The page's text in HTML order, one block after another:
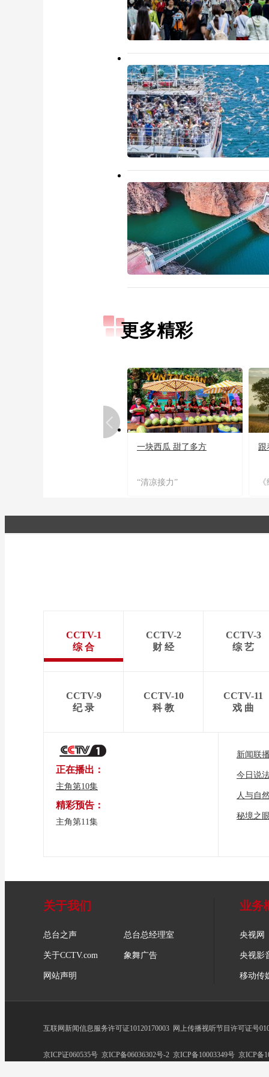
更多精彩
一块西瓜 甜了多方
“清凉接力”
跟
CCTV-1
综 合
CCTV-2
财 经
CCTV-3
综 艺
CCTV-9
纪 录
CCTV-10
科 教
CCTV-11
戏 曲
正在播出：
主角第10集
精彩预告：
主角第11集
新闻联
今日说
人与自
秘境之
关于我们
总台之声 总台总经理室
关于CCTV.com 象舞广告
网站声明
业务
央视网
央视影
移动传
互联网新闻信息服务许可证10120170003 网上传播视听节目许可证号
京ICP证060535号 京ICP备06036302号-2 京ICP备10003349号 京ICP备